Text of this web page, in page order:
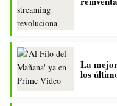
La
los